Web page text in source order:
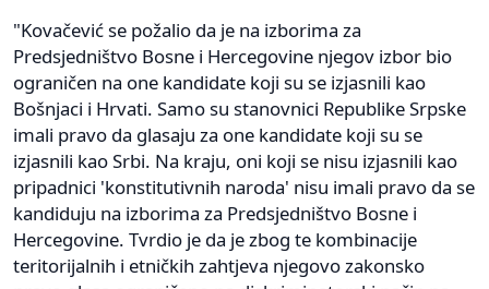
"Kovačević se požalio da je na izborima za
Predsjedništvo Bosne i Hercegovine njegov izbor bio
ograničen na one kandidate koji su se izjasnili kao
Bošnjaci i Hrvati. Samo su stanovnici Republike Srpske
imali pravo da glasaju za one kandidate koji su se
izjasnili kao Srbi. Na kraju, oni koji se nisu izjasnili kao
pripadnici 'konstitutivnih naroda' nisu imali pravo da se
kandiduju na izborima za Predsjedništvo Bosne i
Hercegovine. Tvrdio je da je zbog te kombinacije
teritorijalnih i etničkih zahtjeva njegovo zakonsko